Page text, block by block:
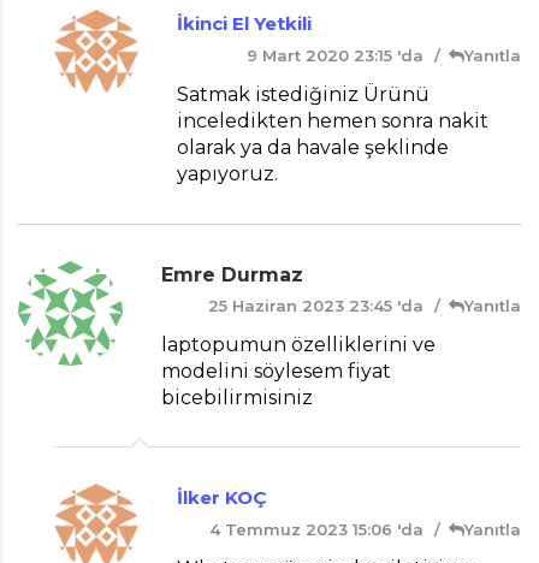
İkinci El Yetkili
9 Mart 2020 23:15 'da Yanıtla
Satmak istediğiniz Ürünü
inceledikten hemen sonra nakit
olarak ya da havale şeklinde
yapıyoruz.
Emre Durmaz
25 Haziran 2023 23:45 'da Yanıtla
laptopumun özelliklerini ve
modelini söylesem fiyat
bicebilirmisiniz
İlker KOÇ
4 Temmuz 2023 15:06 'da Yanıtla